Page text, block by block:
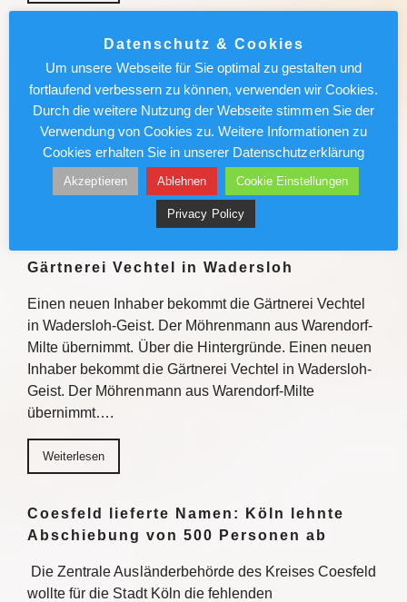
München News : Absolut sehenswert!
„Carmen“ im Deutschen Theater
Enrique Gasa Valga verbindet Bizet und Mérimée
überraschend und sinnlich zu temporeichem
Tanztheater Weiterlesen
Weiterlesen
Gärtnerei Vechtel in Wadersloh
Einen neuen Inhaber bekommt die Gärtnerei Vechtel
in Wadersloh-Geist. Der Möhrenmann aus Warendorf-
Milte übernimmt. Über die Hintergründe. Einen neuen
Inhaber bekommt die Gärtnerei Vechtel in Wadersloh-
Geist. Der Möhrenmann aus Warendorf-Milte
übernimmt….
Weiterlesen
Coesfeld lieferte Namen: Köln lehnte
Abschiebung von 500 Personen ab
Die Zentrale Ausländerbehörde des Kreises Coesfeld
wollte für die Stadt Köln die fehlenden
Datenschutz & Cookies
Um unsere Webseite für Sie optimal zu gestalten und
fortlaufend verbessern zu können, verwenden wir Cookies.
Durch die weitere Nutzung der Webseite stimmen Sie der
Verwendung von Cookies zu. Weitere Informationen zu
Cookies erhalten Sie in unserer Datenschutzerklärung
Akzeptieren Ablehnen Cookie Einstellungen
Privacy Policy